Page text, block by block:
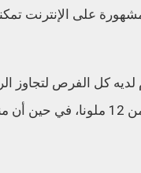
كل الفرص لتجاوز